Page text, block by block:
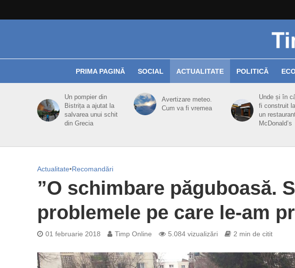
PRIMA PAGINĂ SOCIAL ACTUALITATE POLITICĂ
Un pompier din
Bistrița a ajutat la
salvarea unui schit
din Grecia
Avertizare meteo.
Cum va fi vremea
Unde și în
fi construit
un
McDonald’s
Actualitate•Recomandări
”O schimbare păguboasă.
problemele pe care le-am
01 februarie 2018 Timp Online 5.084 vizualizări 2 min de citit